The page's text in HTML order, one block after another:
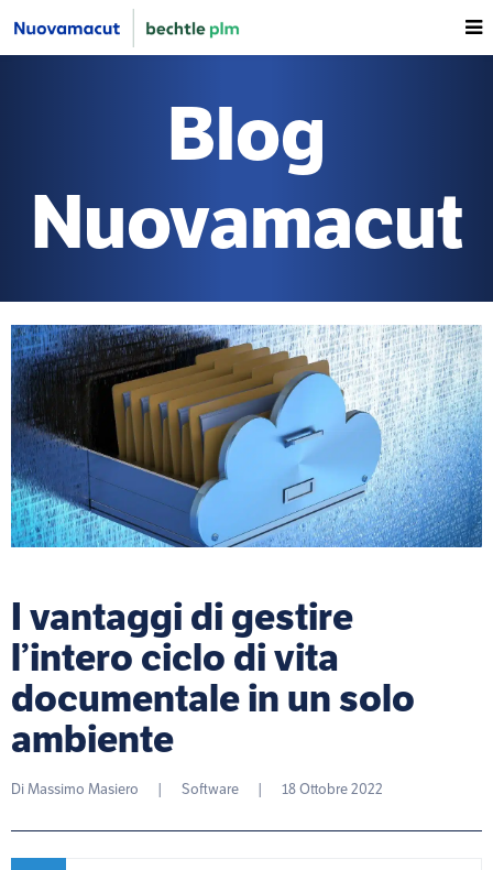
Blog
Nuovamacut
I vantaggi di gestire
l’intero ciclo di vita
documentale in un solo
ambiente
DiMassimo Masiero | Software | 18 Ottobre 2022